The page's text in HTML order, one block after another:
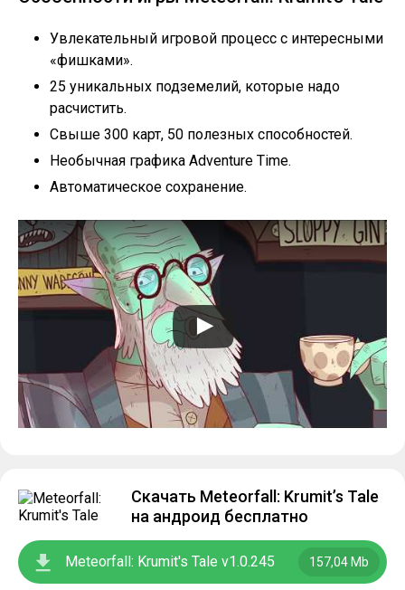
Увлекательный игровой процесс с интересными
«фишками».
25 уникальных подземелий, которые надо
расчистить.
Свыше 300 карт, 50 полезных способностей.
Необычная графика Adventure Time.
Автоматическое сохранение.
Скачать Meteorfall: Krumit’s Tale
на андроид бесплатно
Meteorfall: Krumit's Tale v1.0.245 157,04 Mb